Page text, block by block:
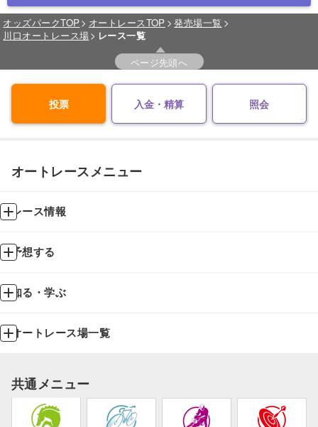
オッズパークTOP オートレースTOP
発売場一覧
川口オートレース場
レース一覧
ページ先頭へ
投票 入金・精算 照会
オートレースメニュー
レース情報
予想する
知る・学ぶ
オートレース場一覧
共通メニュー